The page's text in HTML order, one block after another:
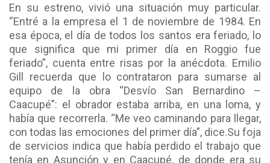
En su estreno, vivió una situación muy particular.
“Entré a la empresa el 1 de noviembre de 1984. En
esa época, el día de todos los santos era feriado, lo
que significa que mi primer día en Roggio fue
feriado”, cuenta entre risas por la anécdota. Emilio
Gill recuerda que lo contrataron para sumarse al
equipo de la obra “Desvío San Bernardino –
Caacupé”: el obrador estaba arriba, en una loma, y
había que recorrerla. “Me veo caminando para llegar,
con todas las emociones del primer día”, dice.Su foja
de servicios indica que había perdido el trabajo que
tenía en Asunción y en Caacupé, de donde era su